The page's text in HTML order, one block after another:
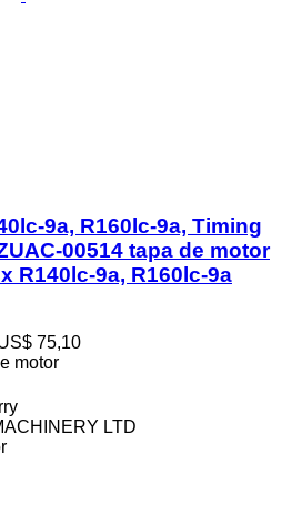
9a, R160lc-9a, Timing
00514 tapa de motor
R140lc-9a, R160lc-9a
75,10
motor
LTD